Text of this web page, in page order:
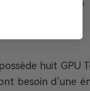
pour vous Aider?
huit GPU
besoin d’une